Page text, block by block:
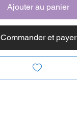
Ajouter au panier
Commander et payer